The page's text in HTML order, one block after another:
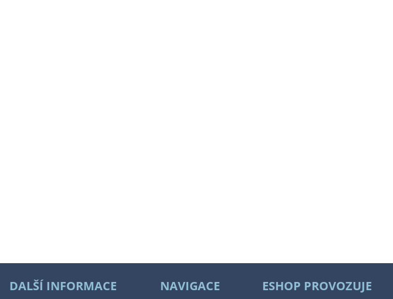
DALŠÍ INFORMACE NAVIGACE ESHOP PROVOZUJE